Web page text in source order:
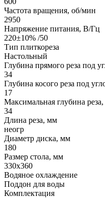
Частота вращения, об/мин
2950
Напряжение питания, В/Гц
220±10% /50
Тип плиткореза
Настольный
Глубина прямого реза под
34
Глубина косого реза под
17
Максимальная глубина
34
Длина реза, мм
неогр
Диаметр диска, мм
180
Размер стола, мм
330x360
Водяное охлаждение
Поддон для воды
Комплектация